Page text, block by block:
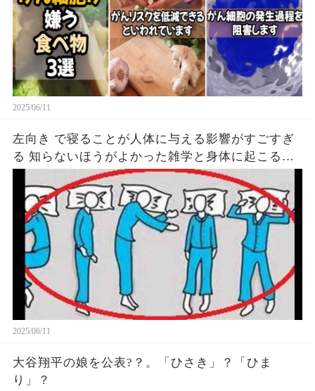
2025/06/11
左向き で寝ることが人体に与える影響がすごすぎ
る 知らないほうがよかった雑学と身体に起こる現
象がヤバい… 驚くべき 大人の 面白いけど知ると後
悔
2025/06/11
大谷翔平の娘を公表?？。「ひさき」？「ひま
り」？